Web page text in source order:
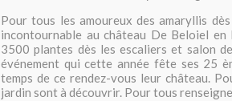
Pour tous les amoureux des amaryllis
incontournable au château De Beloiel
3500 plantes dès les escaliers et salon
événement qui cette année fête ses 25
temps de ce rendez-vous leur château.
jardin sont à découvrir. Pour tous